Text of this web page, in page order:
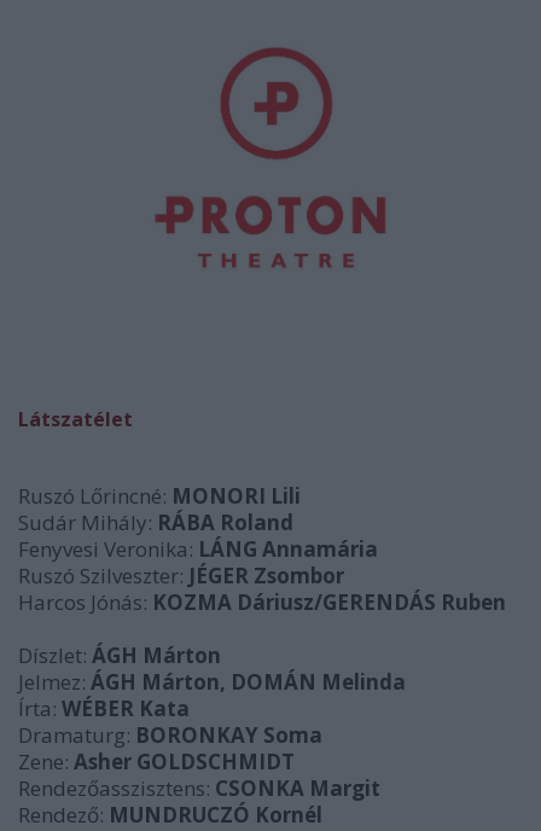
Látszatélet
Ruszó Lőrincné: MONORI Lili
Sudár Mihály: RÁBA Roland
Fenyvesi Veronika: LÁNG Annamária
Ruszó Szilveszter: JÉGER Zsombor
Harcos Jónás: KOZMA Dáriusz/GERENDÁS Ruben
Díszlet: ÁGH Márton
Jelmez: ÁGH Márton, DOMÁN Melinda
Írta: WÉBER Kata
Dramaturg: BORONKAY Soma
Zene: Asher GOLDSCHMIDT
Rendezőasszisztens: CSONKA Margit
Rendező: MUNDRUCZÓ Kornél